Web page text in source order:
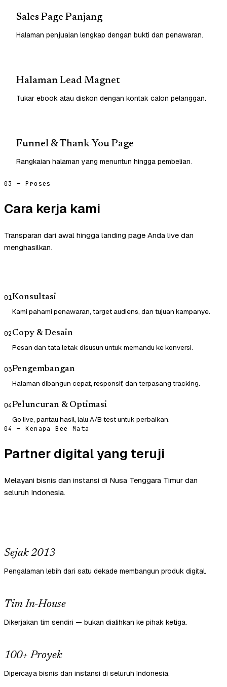
Sales Page Panjang
Halaman penjualan lengkap dengan bukti dan penawaran.
Halaman Lead Magnet
Tukar ebook atau diskon dengan kontak calon pelanggan.
Funnel & Thank-You Page
Rangkaian halaman yang menuntun hingga pembelian.
03 — Proses
Cara kerja kami
Transparan dari awal hingga landing page Anda live dan
menghasilkan.
01Konsultasi
Kami pahami penawaran, target audiens, dan tujuan kampanye.
02Copy & Desain
Pesan dan tata letak disusun untuk memandu ke konversi.
03Pengembangan
Halaman dibangun cepat, responsif, dan terpasang tracking.
04Peluncuran & Optimasi
Go live, pantau hasil, lalu A/B test untuk perbaikan.
04 — Kenapa Bee Mata
Partner digital yang teruji
Melayani bisnis dan instansi di Nusa Tenggara Timur dan
seluruh Indonesia.
Sejak 2013
Pengalaman lebih dari satu dekade membangun produk digital.
Tim In-House
Dikerjakan tim sendiri — bukan dialihkan ke pihak ketiga.
100+ Proyek
Dipercaya bisnis dan instansi di seluruh Indonesia.